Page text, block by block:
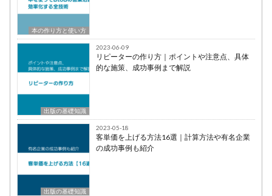
本の作り方と使い方
出版の基礎知識
2023-06-09
リピーターの作り方｜ポイントや注意点、具体
的な施策、成功事例まで解説
出版の基礎知識
2023-05-18
客単価を上げる方法16選｜計算方法や有名企業
の成功事例も紹介